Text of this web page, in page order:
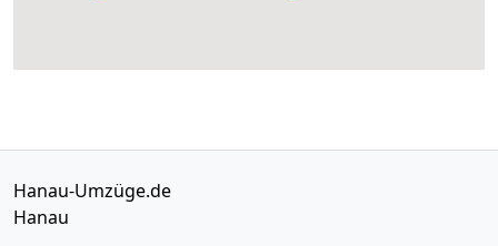
Hanau-Umzüge.de
Hanau